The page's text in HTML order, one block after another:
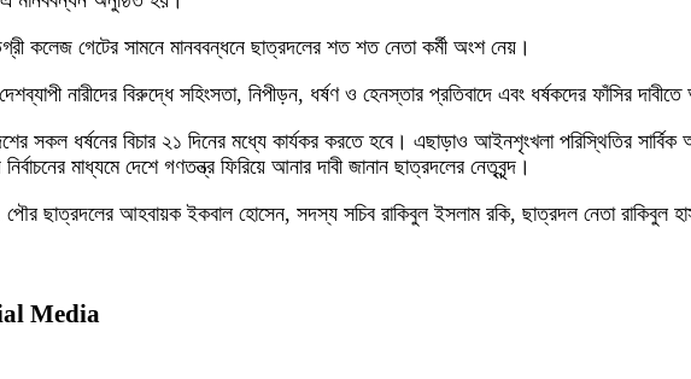
কলেজ গেটের সামনে মানববন্ধনে ছাত্রদলের শত শত নেতা কর্মী অংশ নেয়।
নারীদের বিরুদ্ধে সহিংসতা, নিপীড়ন, ধর্ষণ ও হেনস্তার প্রতিবাদে এবং ধর্ষকদের ফাঁসির
সকল ধর্ষনের বিচার ২১ দিনের মধ্যে কার্যকর করতে হবে। এছাড়াও আইনশৃংখলা পরিস্থিতির সার্বিক
মাধ্যমে দেশে গণতন্ত্র ফিরিয়ে আনার দাবী জানান ছাত্রদলের নেতৃবৃন্দ।
ছাত্রদলের আহবায়ক ইকবাল হোসেন, সদস্য সচিব রাকিবুল ইসলাম রকি, ছাত্রদল নেতা রাকিবুল
Media